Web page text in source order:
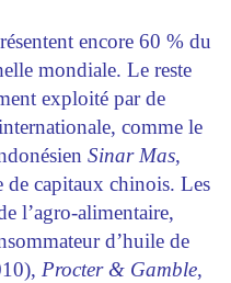
encore 60 % du
mondiale. Le reste
exploité par de
comme le
Sinar Mas,
de capitaux chinois. Les
l’agro-alimentaire,
d’huile de
Procter & Gamble,